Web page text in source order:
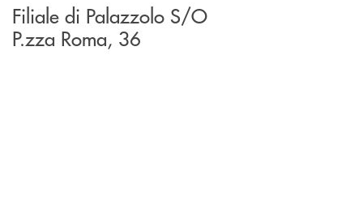
Filiale di Palazzolo S/O
P.zza Roma, 36